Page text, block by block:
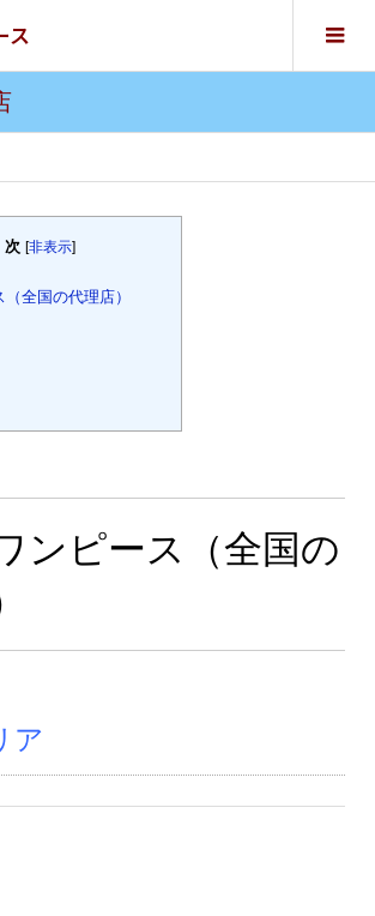
ス
[非表示]
全国の代理店）
ンピース（全国の
ア